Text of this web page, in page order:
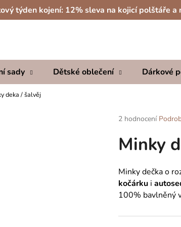
týden kojení: 12% sleva na kojicí polštáře a
sady Dětské oblečení Dárkové
deka / šalvěj
Průměrné
produktu
je
z
5
hvězdiček.
2 hodnocení
Minky
Minky dečka o
kočárku i
100% bavlněný
Co potřebujete najít?